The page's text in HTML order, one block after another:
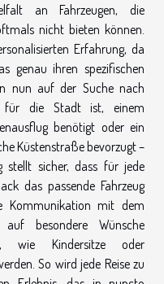
an Fahrzeugen, die
nicht bieten können.
Erfahrung, da
genau ihren spezifischen
nun auf der Suche nach
für die Stadt ist, einem
benötigt oder ein
Küstenstraße bevorzugt –
stellt sicher, dass für jede
das passende Fahrzeug
Kommunikation mit dem
auf besondere Wünsche
wie Kindersitze oder
So wird jede Reise zu